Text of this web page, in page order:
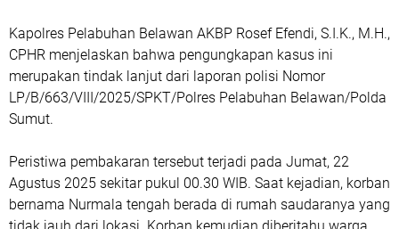
Kapolres Pelabuhan Belawan AKBP Rosef Efendi, S.I.K., M.H.,
CPHR menjelaskan bahwa pengungkapan kasus ini
merupakan tindak lanjut dari laporan polisi Nomor
LP/B/663/VIII/2025/SPKT/Polres Pelabuhan Belawan/Polda
Sumut.
Peristiwa pembakaran tersebut terjadi pada Jumat, 22
Agustus 2025 sekitar pukul 00.30 WIB. Saat kejadian, korban
bernama Nurmala tengah berada di rumah saudaranya yang